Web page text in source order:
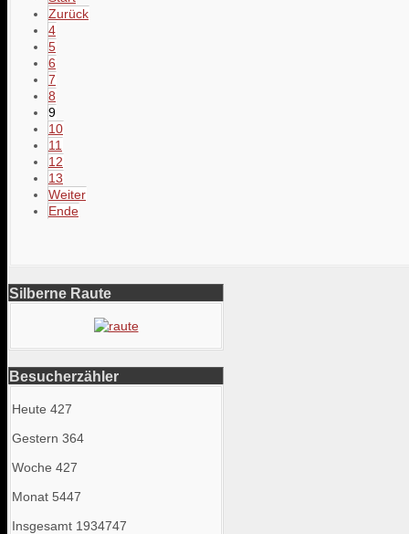
Zurück
4
5
6
7
8
9
10
11
12
13
Weiter
Ende
Silberne Raute
Besucherzähler
Heute 427
Gestern 364
Woche 427
Monat 5447
Insgesamt 1934747